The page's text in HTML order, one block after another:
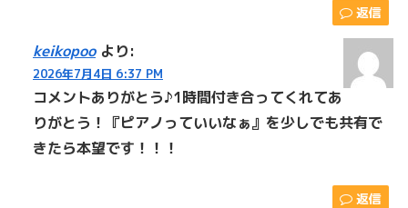
返信
keikopoo より:
2026年7月4日 6:37 PM
コメントありがとう♪1時間付き合ってくれてあ
りがとう！『ピアノっていいなぁ』を少しでも共有で
きたら本望です！！！
返信